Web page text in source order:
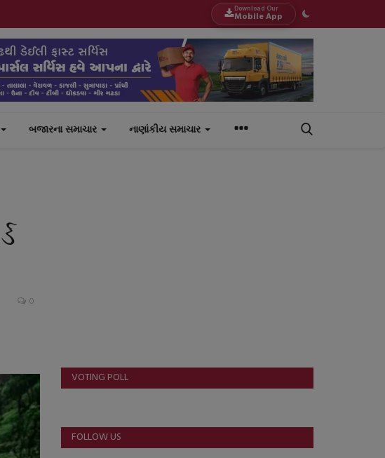
Download Our
Mobile App
બજારના સમાચાર નાણાંકીય સમાચાર
0
VOTING POLL
FOLLOW US